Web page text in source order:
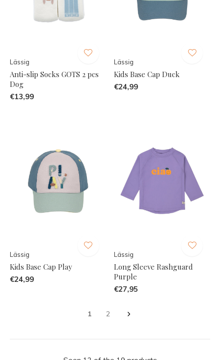
Lässig
Anti-slip Socks GOTS 2 pcs
Dog
€13,99
Lässig
Kids Base Cap Duck
€24,99
Lässig
Kids Base Cap Play
€24,99
Lässig
Long Sleeve Rashguard
Purple
€27,95
1 2